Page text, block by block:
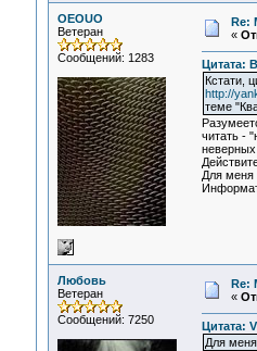
OEOUO
Ветеран
Сообщений: 1283
Re:
«
Цитата:
Кстати,
http://
теме
читать -
неверных
Для меня
Любовь
Ветеран
Сообщений: 7250
Re:
«
Цитата:
Для